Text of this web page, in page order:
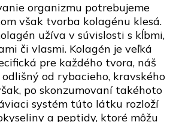
organizmu potrebujeme
však tvorba kolagénu klesá.
užíva v súvislosti s kĺbmi,
či vlasmi. Kolagén je veľká
pre každého tvora, náš
od rybacieho, kravského
po skonzumovaní takéhoto
systém túto látku rozloží
a peptidy, ktoré môžu